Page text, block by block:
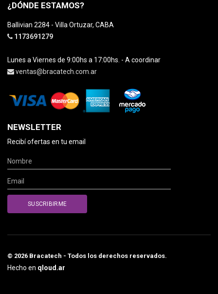
¿DÓNDE ESTAMOS?
Ballivian 2284 - Villa Ortuzar, CABA
1173691279
Lunes a Viernes de 9:00hs a 17:00hs. - A coordinar
ventas@bracatech.com.ar
NEWSLETTER
Recibí ofertas en tu email
© 2026 Bracatech - Todos los derechos reservados.
Hecho en qloud.ar